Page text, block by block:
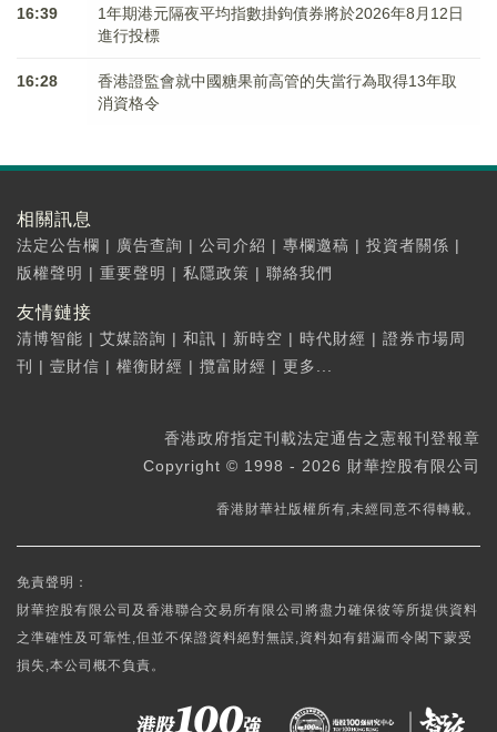
16:39
1年期港元隔夜平均指數掛鉤債券將於2026年8月12日
進行投標
16:28
香港證監會就中國糖果前高管的失當行為取得13年取
消資格令
相關訊息
法定公告欄 | 廣告查詢 | 公司介紹 | 專欄邀稿 | 投資者關係 |
版權聲明 | 重要聲明 | 私隱政策 | 聯絡我們
友情鏈接
清博智能 | 艾媒諮詢 | 和訊 | 新時空 | 時代財經 | 證券市場周
刊
| 壹財信 | 權衡財經 | 攬富財經 | 更多...
香港政府指定刊載法定通告之憲報刊登報章
Copyright © 1998 - 2026 財華控股有限公司
香港財華社版權所有,未經同意不得轉載。
免責聲明：
財華控股有限公司及香港聯合交易所有限公司將盡力確保彼等所提供資料
之準確性及可靠性,但並不保證資料絕對無誤,資料如有錯漏而令閣下蒙受
損失,本公司概不負責。